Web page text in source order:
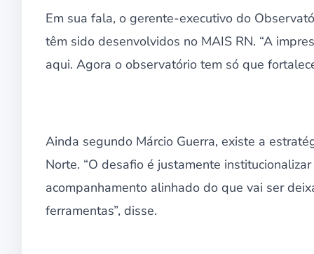
Em sua fala, o gerente-executivo do
têm sido desenvolvidos no MAIS RN. “A
aqui. Agora o observatório tem só que
Ainda segundo Márcio Guerra, existe a
Norte. “O desafio é justamente
acompanhamento alinhado do que vai ser
ferramentas”, disse.